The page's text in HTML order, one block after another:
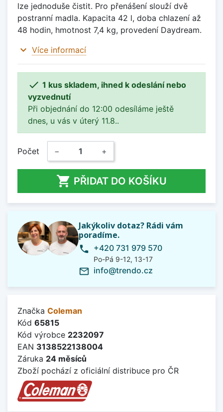
lze jednoduše čistit. Pro přenášení slouží dvě
postranní madla. Kapacita 42 l, doba chlazení až
48 hodin, hmotnost 7,4 kg, provedení Daydream.
expand_more Více informací
 1 kus skladem, ihned k odeslání nebo
vyzvednutí
Při objednání do 12:00 odesíláme ještě
dnes, u vás v úterý 11.8..
Počet − +
 PŘIDAT DO KOŠÍKU
Jakýkoliv dotaz? Rádi vám
poradíme.
phone +420 731 979 570
Po-Pá 9-12, 13-17
mail_outline info@trendo.cz
Značka Coleman
Kód 65815
Kód výrobce 2232097
EAN 3138522138004
Záruka 24 měsíců
Zboží pochází z oficiální distribuce pro ČR